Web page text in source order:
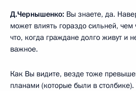
Д.Чернышенко: Вы знаете, да.
может влиять гораздо сильней, чем
что, когда граждане долго живут и
важное.
Как Вы видите, везде тоже
планами (которые были в